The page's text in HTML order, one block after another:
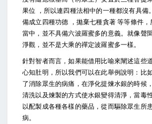
果位 ，所以連四種法相中的一種都沒有具備
備成立四種功德 ，拋棄七種貪著 等等條件，
當中，並不具備六波羅蜜多的意義。就像聲
淨觀，並不是大乘的禪定波羅蜜多一樣。
針對智者而言，如果能借用比喻來闡述這些
心知肚明，所以我們可以在此舉例說明：比
了消除眾生的病痛，在淨化提煉水銀的時候
清洗以及煉製的方式使水銀變得清淨，當毒
以配製成各種各樣的藥品，從而驅除眾生所
病。